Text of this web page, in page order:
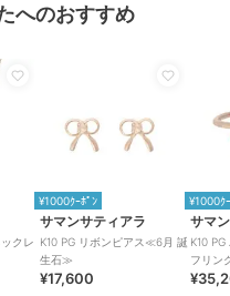
へのおすすめ
クレ
¥1000ｸｰﾎﾟﾝ
サマンサティアラ
K10 PG リボンピアス≪6月 誕
生石≫
¥17,600
¥1000ｸ
サマ
K10
フリン